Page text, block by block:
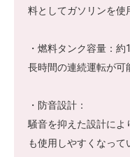
料としてガソリンを使
・燃料タンク容量：約
長時間の連続運転が可
・防音設計：
騒音を抑えた設計によ
も使用しやすくなって